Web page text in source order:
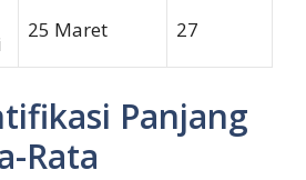
25 Maret 27
Panjang
Rata